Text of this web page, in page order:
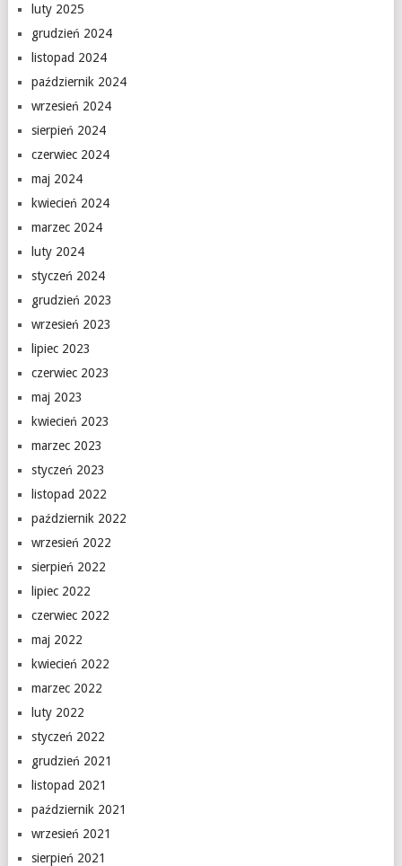
luty 2025
grudzień 2024
listopad 2024
październik 2024
wrzesień 2024
sierpień 2024
czerwiec 2024
maj 2024
kwiecień 2024
marzec 2024
luty 2024
styczeń 2024
grudzień 2023
wrzesień 2023
lipiec 2023
czerwiec 2023
maj 2023
kwiecień 2023
marzec 2023
styczeń 2023
listopad 2022
październik 2022
wrzesień 2022
sierpień 2022
lipiec 2022
czerwiec 2022
maj 2022
kwiecień 2022
marzec 2022
luty 2022
styczeń 2022
grudzień 2021
listopad 2021
październik 2021
wrzesień 2021
sierpień 2021